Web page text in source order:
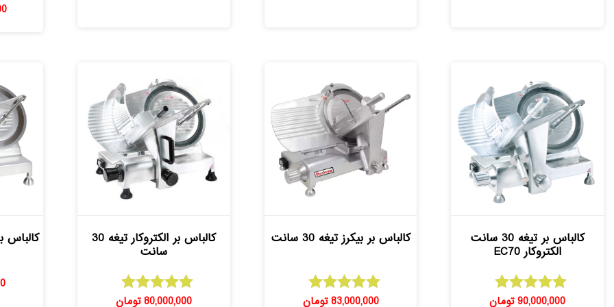
کالباس بر تیغه 30 سانت
الکتروکار EC70
امتیاز
90,000,000تومان
کالباس بر بیکرز تیغه 30 سانت
امتیاز
83,000,000 تومان
کالباس بر الکتروکار تیغه 30
سانت
امتیاز
80,000,000تومان